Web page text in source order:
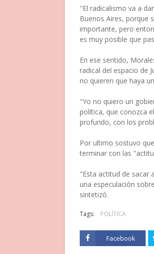
"El radicalismo va a
Buenos Aires, porque
importante, pero
es muy posible que
En ese sentido,
radical del espacio de
no quieren que haya
"Yo no quiero un
política, que conozca
profundo, con los
Por ultimo sostuvo
terminar con las
"Esta actitud de sacar
una especulación
sintetizó.
Tags: POLÍTICA
Facebook